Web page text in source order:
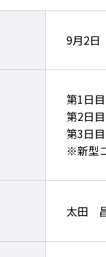
9月2日
第1日
第2日
第3日
※新型
太田